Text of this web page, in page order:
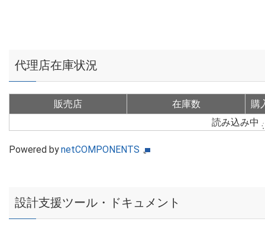
代理店在庫状況
販売店 在庫数
購
読み込み中
Powered bynetCOMPONENTS
設計支援ツール・ドキュメント